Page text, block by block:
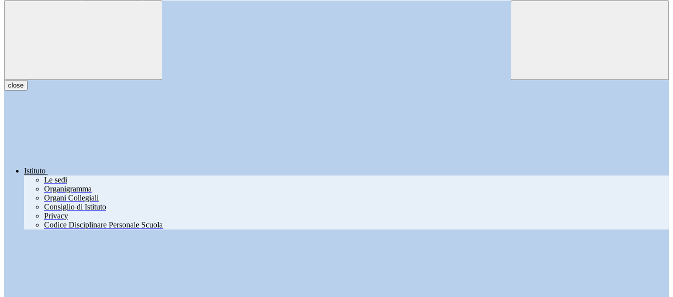
close
Istituto
Le sedi
Organigramma
Organi Collegiali
Consiglio di Istituto
Privacy
Codice Disciplinare Personale Scuola